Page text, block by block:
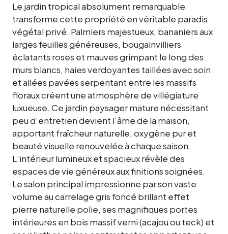
Le jardin tropical absolument remarquable
transforme cette propriété en véritable paradis
végétal privé. Palmiers majestueux, bananiers aux
larges feuilles généreuses, bougainvilliers
éclatants roses et mauves grimpant le long des
murs blancs, haies verdoyantes taillées avec soin
et allées pavées serpentant entre les massifs
floraux créent une atmosphère de villégiature
luxueuse. Ce jardin paysager mature nécessitant
peu d’entretien devient l’âme de la maison,
apportant fraîcheur naturelle, oxygène pur et
beauté visuelle renouvelée à chaque saison.
L’intérieur lumineux et spacieux révèle des
espaces de vie généreux aux finitions soignées.
Le salon principal impressionne par son vaste
volume au carrelage gris foncé brillant effet
pierre naturelle polie, ses magnifiques portes
intérieures en bois massif verni (acajou ou teck) et